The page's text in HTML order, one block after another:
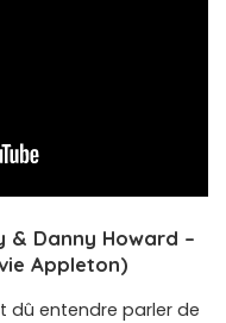
& Danny Howard –
Appleton)
dû entendre parler de